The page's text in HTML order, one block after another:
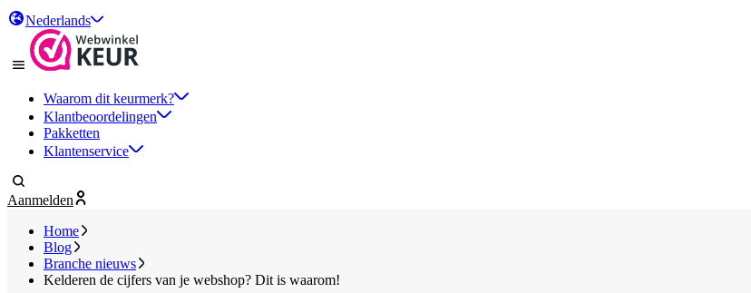
Nederlands
Waarom dit keurmerk?
Klantbeoordelingen
Pakketten
Klantenservice
Aanmelden
Home
Blog
Branche nieuws
Kelderen de cijfers van je webshop? Dit is waarom!